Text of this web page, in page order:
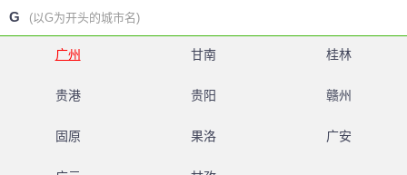
G (以G为开头的城市名)
广州 甘南 桂林
贵港 贵阳 赣州
固原 果洛 广安